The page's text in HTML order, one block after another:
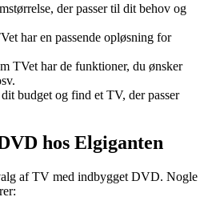
der passer til dit behov og
har en passende opløsning for
TVet har de funktioner, du ønsker
budget og find et TV, der passer
hos Elgiganten
af TV med indbygget DVD. Nogle